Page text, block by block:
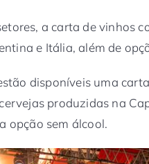
a carta de vinhos
e Itália, além de
disponíveis uma
produzidas na
opção sem álcool.